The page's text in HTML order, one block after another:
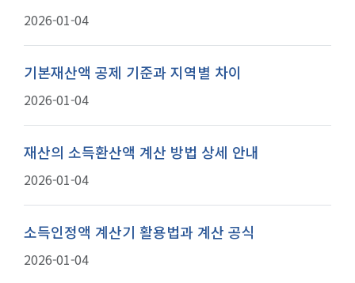
2026-01-04
기본재산액 공제 기준과 지역별 차이
2026-01-04
재산의 소득환산액 계산 방법 상세 안내
2026-01-04
소득인정액 계산기 활용법과 계산 공식
2026-01-04